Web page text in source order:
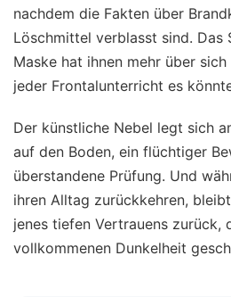
nachdem die Fakten über
Löschmittel verblasst sind. Das
Maske hat ihnen mehr über
jeder Frontalunterricht es
Der künstliche Nebel legt sich
auf den Boden, ein flüchtiger
überstandene Prüfung. Und
ihren Alltag zurückkehren,
jenes tiefen Vertrauens zurück,
vollkommenen Dunkelheit